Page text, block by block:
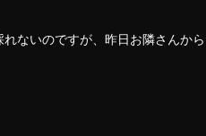
ないのですが、昨日お隣さんか